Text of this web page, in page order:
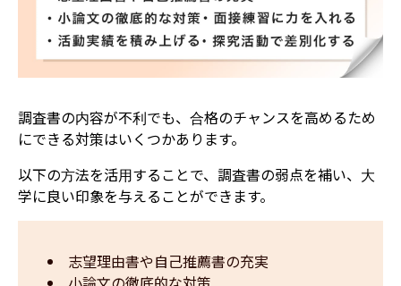
調査書の内容が不利でも、合格のチャンスを高めるため
にできる対策はいくつかあります。
以下の方法を活用することで、調査書の弱点を補い、大
学に良い印象を与えることができます。
志望理由書や自己推薦書の充実